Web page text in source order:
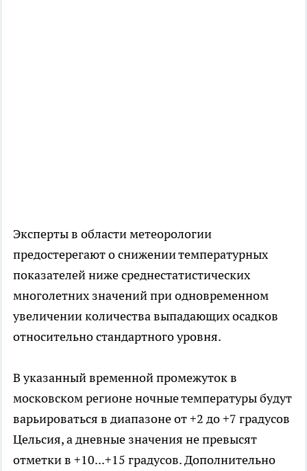
Эксперты в области метеорологии
предостерегают о снижении температурных
показателей ниже среднестатистических
многолетних значений при одновременном
увеличении количества выпадающих осадков
относительно стандартного уровня.
В указанный временной промежуток в
московском регионе ночные температуры будут
варьироваться в диапазоне от +2 до +7 градусов
Цельсия, а дневные значения не превысят
отметки в +10...+15 градусов. Дополнительно